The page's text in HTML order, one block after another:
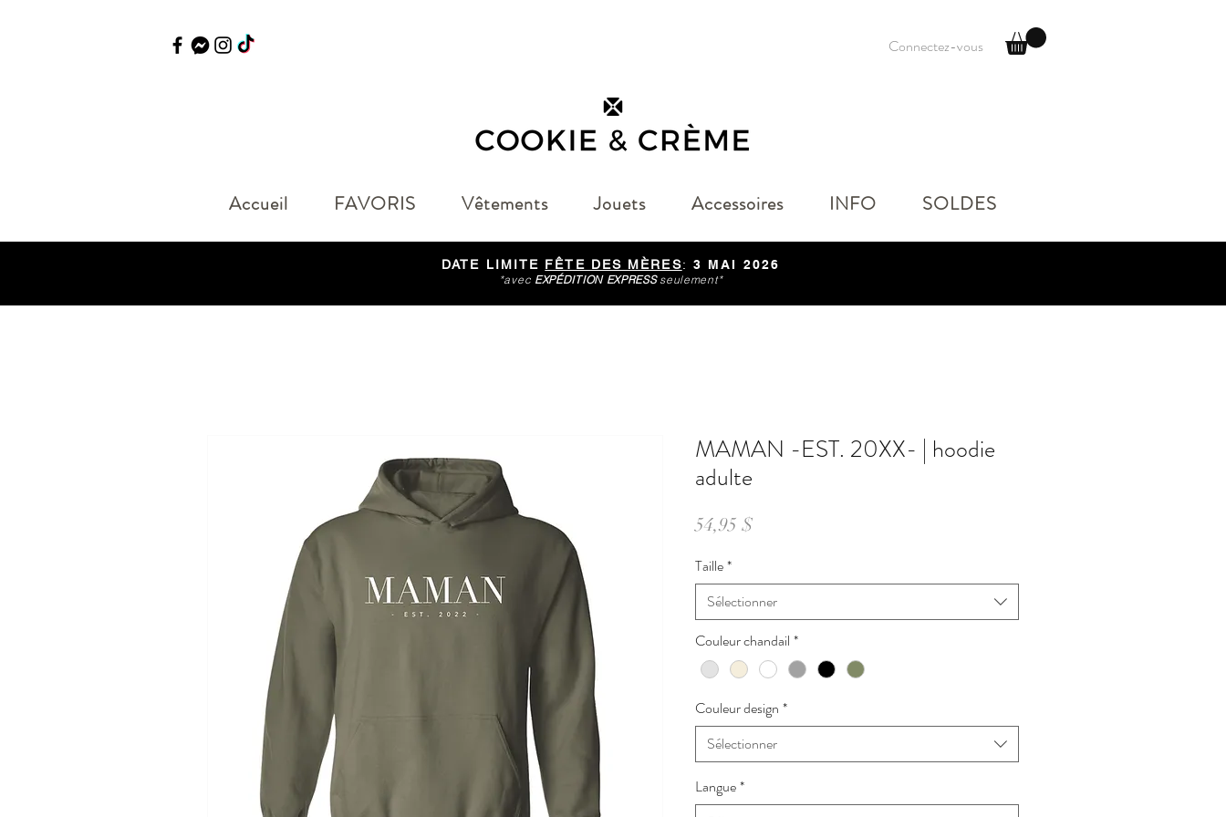
Connectez-vous
Accueil FAVORIS Vêtements Jouets Accessoires INFO SOLDES
DATE LIMITE FÊTE DES MÈRES: 3 MAI 2026
*avec EXPÉDITION EXPRESSseulement*
MAMAN -EST. 20XX- | hoodie
adulte
54,95 $
Taille*
Sélectionner
Couleur chandail *
Couleur design *
Sélectionner
Langue*